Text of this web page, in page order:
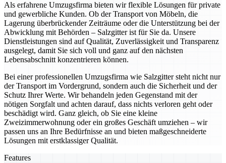
Als erfahrene Umzugsfirma bieten wir flexible Lösungen für private
und gewerbliche Kunden. Ob der Transport von Möbeln, die
Lagerung überbrückender Zeiträume oder die Unterstützung bei der
Abwicklung mit Behörden – Salzgitter ist für Sie da. Unsere
Dienstleistungen sind auf Qualität, Zuverlässigkeit und Transparenz
ausgelegt, damit Sie sich voll und ganz auf den nächsten
Lebensabschnitt konzentrieren können.
Bei einer professionellen Umzugsfirma wie Salzgitter steht nicht nur
der Transport im Vordergrund, sondern auch die Sicherheit und der
Schutz Ihrer Werte. Wir behandeln jeden Gegenstand mit der
nötigen Sorgfalt und achten darauf, dass nichts verloren geht oder
beschädigt wird. Ganz gleich, ob Sie eine kleine
Zweizimmerwohnung oder ein großes Geschäft umziehen – wir
passen uns an Ihre Bedürfnisse an und bieten maßgeschneiderte
Lösungen mit erstklassiger Qualität.
Features